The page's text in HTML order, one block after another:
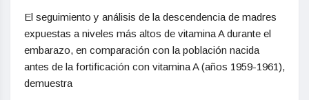
El seguimiento y análisis de la descendencia de madres
expuestas a niveles más altos de vitamina A durante el
embarazo, en comparación con la población nacida
antes de la fortificación con vitamina A (años 1959-1961),
demuestra